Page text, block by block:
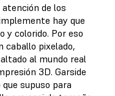
de los
hay que
y colorido. Por eso
caballo pixelado,
al mundo real
3D. Garside
supuso para